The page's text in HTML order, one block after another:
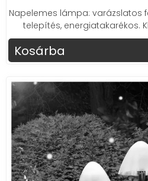
Napelemes lámpa: varázslatos
telepítés, energiatakarékos.
Kosárba